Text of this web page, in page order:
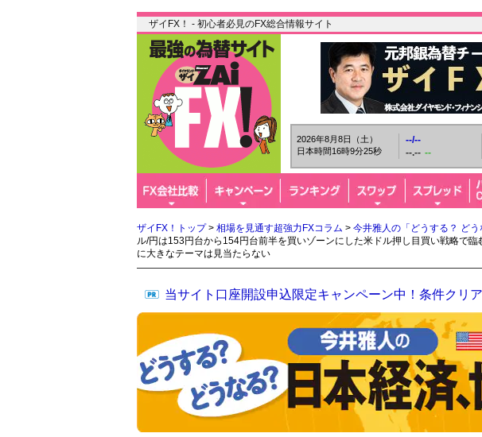
ザイFX！ - 初心者必見のFX総合情報サイト
2026年8月8日（土）
日本時間16時9分26秒
--/--
--.-- --
ザイFX！トップ> 相場を見通す超強力FXコラム > 今井雅人の「どうする？ どう
ル/円は153円台から154円台前半を買いゾーンにした米ドル押し目買い戦略で
に大きなテーマは見当たらない
当サイト口座開設申込限定キャンペーン中！条件クリ